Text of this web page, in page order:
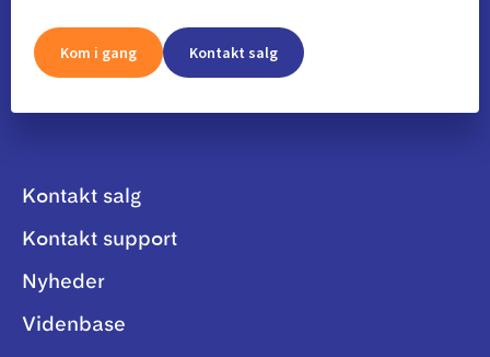
Kom i gang Kontakt salg
Kontakt salg
Kontakt support
Nyheder
Videnbase